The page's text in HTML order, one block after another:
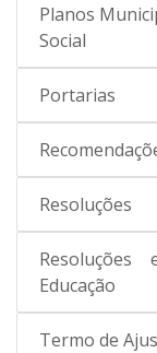
Planos
Social
Portarias
Resoluções
Educação
Termo de